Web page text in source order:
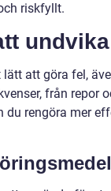
riskfyllt.
att göra fel,
från
rengöra mer